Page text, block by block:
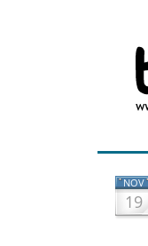
NOV
19